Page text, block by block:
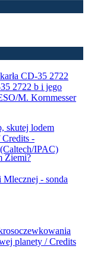
Ziemi?